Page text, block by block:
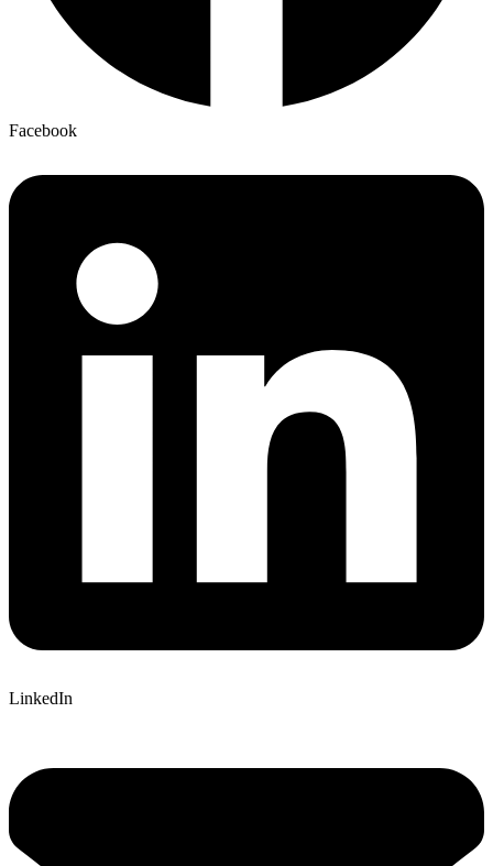
Facebook
LinkedIn